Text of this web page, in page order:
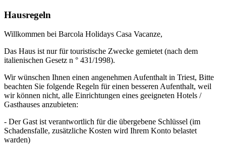
Hausregeln
Willkommen bei Barcola Holidays Casa Vacanze,
Das Haus ist nur für touristische Zwecke gemietet (nach dem
italienischen Gesetz n ° 431/1998).
Wir wünschen Ihnen einen angenehmen Aufenthalt in Triest, Bitte
beachten Sie folgende Regeln für einen besseren Aufenthalt, weil
wir können nicht, alle Einrichtungen eines geeigneten Hotels /
Gasthauses anzubieten:
- Der Gast ist verantwortlich für die übergebene Schlüssel (im
Schadensfalle, zusätzliche Kosten wird Ihrem Konto belastet
warden)